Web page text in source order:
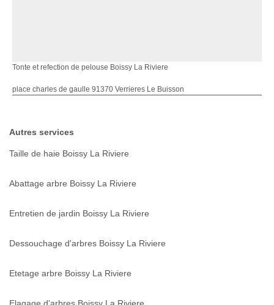
Tonte et refection de pelouse Boissy La Riviere
place charles de gaulle 91370 Verrieres Le Buisson
Autres services
Taille de haie Boissy La Riviere
Abattage arbre Boissy La Riviere
Entretien de jardin Boissy La Riviere
Dessouchage d'arbres Boissy La Riviere
Etetage arbre Boissy La Riviere